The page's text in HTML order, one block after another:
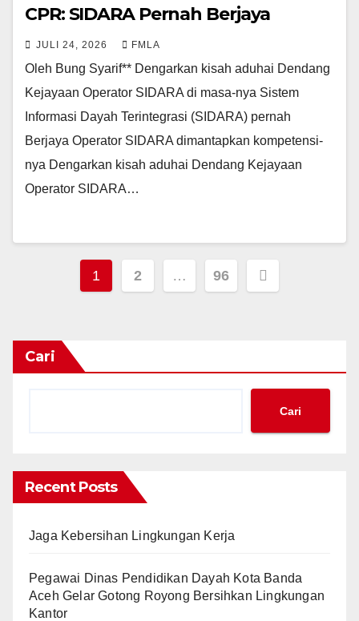
CPR: SIDARA Pernah Berjaya
JULI 24, 2026 FMLA
Oleh Bung Syarif** Dengarkan kisah aduhai Dendang
Kejayaan Operator SIDARA di masa-nya Sistem
Informasi Dayah Terintegrasi (SIDARA) pernah
Berjaya Operator SIDARA dimantapkan kompetensi-
nya Dengarkan kisah aduhai Dendang Kejayaan
Operator SIDARA…
Paginasi
1 2 … 96
Cari
Cari
Recent Posts
Jaga Kebersihan Lingkungan Kerja
Pegawai Dinas Pendidikan Dayah Kota Banda
Aceh Gelar Gotong Royong Bersihkan Lingkungan
Kantor